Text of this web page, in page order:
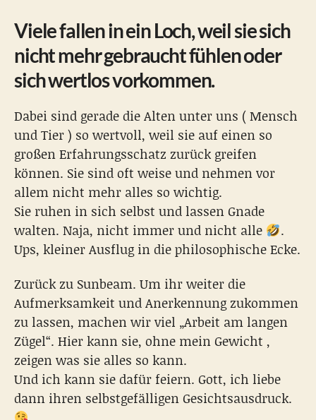
Viele fallen in ein Loch, weil sie sich
nicht mehr gebraucht fühlen oder
sich wertlos vorkommen.
Dabei sind gerade die Alten unter uns ( Mensch
und Tier ) so wertvoll, weil sie auf einen so
großen Erfahrungsschatz zurück greifen
können. Sie sind oft weise und nehmen vor
allem nicht mehr alles so wichtig.
Sie ruhen in sich selbst und lassen Gnade
walten. Naja, nicht immer und nicht alle
.
Ups, kleiner Ausflug in die philosophische Ecke.
Zurück zu Sunbeam. Um ihr weiter die
Aufmerksamkeit und Anerkennung zukommen
zu lassen, machen wir viel „Arbeit am langen
Zügel“. Hier kann sie, ohne mein Gewicht ,
zeigen was sie alles so kann.
Und ich kann sie dafür feiern. Gott, ich liebe
dann ihren selbstgefälligen Gesichtsausdruck.